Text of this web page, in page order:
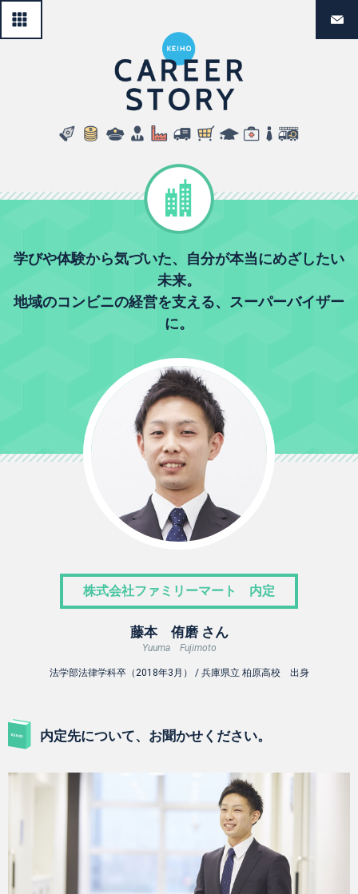
経法生の
学びや体験から気づいた、自分が本当にめざしたい
未来。
地域のコンビニの経営を支える、スーパーバイザー
に。
株式会社ファミリーマート 内定
藤本 侑磨 さん
Yuuma Fujimoto
法学部法律学科卒（2018年3月） / 兵庫県立 柏原高校 出身
内定先について、お聞かせください。